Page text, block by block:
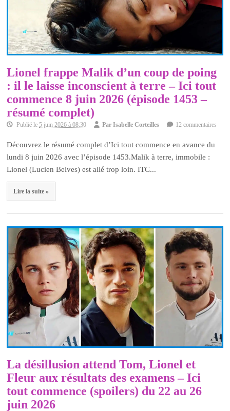
Lionel frappe Malik d’un coup de poing
: il le laisse inconscient à terre – Ici tout
commence 8 juin 2026 (épisode 1453 –
résumé complet)
Publié le5 juin 2026 à 08:30 ParIsabelle Corteilles 12 commentaires
Découvrez le résumé complet d’Ici tout commence en avance du
lundi 8 juin 2026 avec l’épisode 1453.Malik à terre, immobile :
Lionel (Lucien Belves) est allé trop loin. ITC...
Lire la suite »
La désillusion attend Tom, Lionel et
Fleur aux résultats des examens – Ici
tout commence (spoilers) du 22 au 26
juin 2026